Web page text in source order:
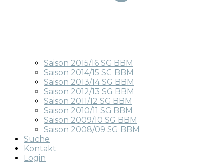
Saison 2015/16 SG BBM
Saison 2014/15 SG BBM
Saison 2013/14 SG BBM
Saison 2012/13 SG BBM
Saison 2011/12 SG BBM
Saison 2010/11 SG BBM
Saison 2009/10 SG BBM
Saison 2008/09 SG BBM
Suche
Kontakt
Login